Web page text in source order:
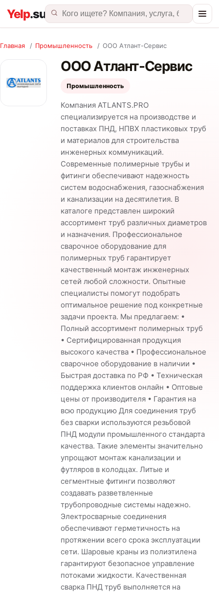
Главная / Промышленность / ООО Атлант-Сервис
ООО Атлант-Сервис
Промышленность
Компания ATLANTS.PRO
специализируется на производстве и
поставках ПНД, НПВХ пластиковых труб
и материалов для строительства
инженерных коммуникаций.
Современные полимерные трубы и
фитинги обеспечивают надежность
систем водоснабжения, газоснабжения
и канализации на десятилетия. В
каталоге представлен широкий
ассортимент труб различных диаметров
и назначения. Профессиональное
сварочное оборудование для
полимерных труб гарантирует
качественный монтаж инженерных
сетей любой сложности. Опытные
специалисты помогут подобрать
оптимальное решение под конкретные
задачи проекта. Мы предлагаем: •
Полный ассортимент полимерных труб
• Сертифицированная продукция
высокого качества • Профессиональное
сварочное оборудование в наличии •
Быстрая доставка по РФ • Техническая
поддержка клиентов онлайн • Оптовые
цены от производителя • Гарантия на
всю продукцию Для соединения труб
без сварки используются резьбовой
ПНД модули промышленного стандарта
качества. Такие элементы значительно
упрощают монтаж канализации и
футляров в колодцах. Литые и
сегментные фитинги позволяют
создавать разветвленные
трубопроводные системы надежно.
Электросварные соединения
обеспечивают герметичность на
протяжении всего срока эксплуатации
сети. Шаровые краны из полиэтилена
гарантируют безопасное управление
потоками жидкости. Качественная
сварка ПНД труб выполняется на